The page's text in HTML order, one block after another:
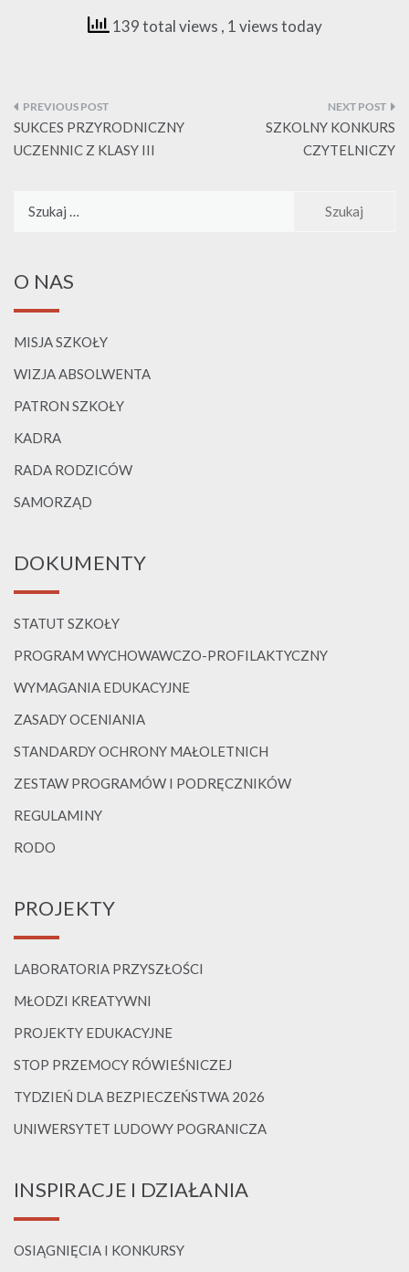
139 total views , 1 views today
Nawigacja
wpisu
SUKCES PRZYRODNICZNY
UCZENNIC Z KLASY III
SZKOLNY KONKURS
CZYTELNICZY
O NAS
MISJA SZKOŁY
WIZJA ABSOLWENTA
PATRON SZKOŁY
KADRA
RADA RODZICÓW
SAMORZĄD
DOKUMENTY
STATUT SZKOŁY
PROGRAM WYCHOWAWCZO-PROFILAKTYCZNY
WYMAGANIA EDUKACYJNE
ZASADY OCENIANIA
STANDARDY OCHRONY MAŁOLETNICH
ZESTAW PROGRAMÓW I PODRĘCZNIKÓW
REGULAMINY
RODO
PROJEKTY
LABORATORIA PRZYSZŁOŚCI
MŁODZI KREATYWNI
PROJEKTY EDUKACYJNE
STOP PRZEMOCY RÓWIEŚNICZEJ
TYDZIEŃ DLA BEZPIECZEŃSTWA 2026
UNIWERSYTET LUDOWY POGRANICZA
INSPIRACJE I DZIAŁANIA
OSIĄGNIĘCIA I KONKURSY